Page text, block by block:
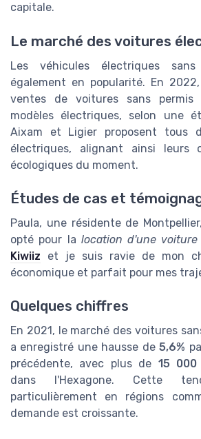
capitale.
Le marché des voitures
Les véhicules électriques
également en popularité. En
ventes de voitures sans permis
modèles électriques, selon une
Aixam et Ligier proposent tous
électriques, alignant ainsi leurs
écologiques du moment.
Études de cas et
Paula, une résidente de
opté pour la location d'une voiture
Kiwiiz et je suis ravie de mon
économique et parfait pour mes
Quelques chiffres
En 2021, le marché des voitures
a enregistré une hausse de5,6%
précédente, avec plus de 15 000
dans l'Hexagone. Cette
particulièrement en régions
demande est croissante.